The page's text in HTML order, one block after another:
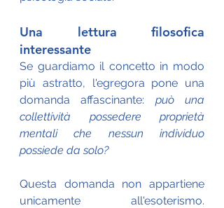
Una lettura filosofica
interessante
Se guardiamo il concetto in modo
più astratto, l'egregora pone una
domanda affascinante: può una
collettività possedere proprietà
mentali che nessun individuo
possiede da solo?
Questa domanda non appartiene
unicamente all'esoterismo.